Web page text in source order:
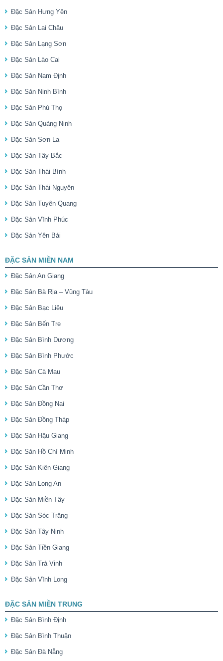
Đặc Sản Hưng Yên
Đặc Sản Lai Châu
Đặc Sản Lạng Sơn
Đặc Sản Lào Cai
Đặc Sản Nam Định
Đặc Sản Ninh Bình
Đặc Sản Phú Thọ
Đặc Sản Quảng Ninh
Đặc Sản Sơn La
Đặc Sản Tây Bắc
Đặc Sản Thái Bình
Đặc Sản Thái Nguyên
Đặc Sản Tuyên Quang
Đặc Sản Vĩnh Phúc
Đặc Sản Yên Bái
ĐẶC SẢN MIỀN NAM
Đặc Sản An Giang
Đặc Sản Bà Rịa – Vũng Tàu
Đặc Sản Bạc Liêu
Đặc Sản Bến Tre
Đặc Sản Bình Dương
Đặc Sản Bình Phước
Đặc Sản Cà Mau
Đặc Sản Cần Thơ
Đặc Sản Đồng Nai
Đặc Sản Đồng Tháp
Đặc Sản Hậu Giang
Đặc Sản Hồ Chí Minh
Đặc Sản Kiên Giang
Đặc Sản Long An
Đặc Sản Miền Tây
Đặc Sản Sóc Trăng
Đặc Sản Tây Ninh
Đặc Sản Tiền Giang
Đặc Sản Trà Vinh
Đặc Sản Vĩnh Long
ĐẶC SẢN MIỀN TRUNG
Đặc Sản Bình Định
Đặc Sản Bình Thuận
Đặc Sản Đà Nẵng